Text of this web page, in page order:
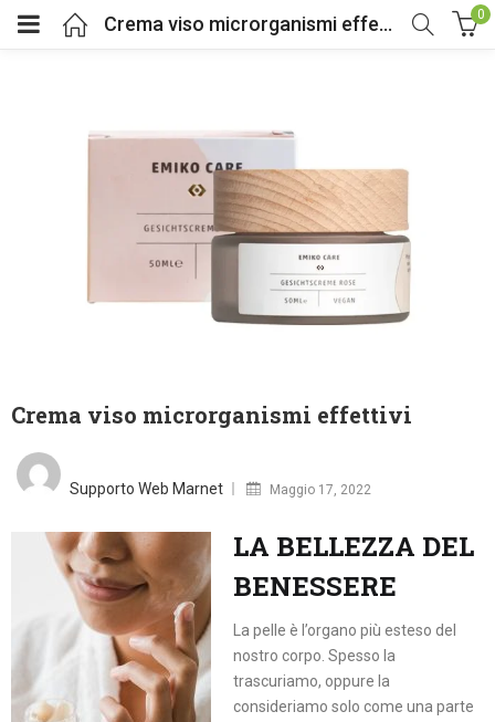
Crema viso microrganismi effettivi 0
Crema viso microrganismi effettivi
Supporto Web Marnet Maggio 17, 2022
LA BELLEZZA DEL
BENESSERE
La pelle è l’organo più esteso del
nostro corpo. Spesso la
trascuriamo, oppure la
consideriamo solo come una parte